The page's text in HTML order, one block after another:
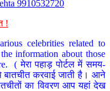
9910532720
!
celebrities related to
information about those
( मेरा पहाड़ पोर्टल में समय-
बातचीत करवाई जाती है। आने
का विवरण आप यहां देख